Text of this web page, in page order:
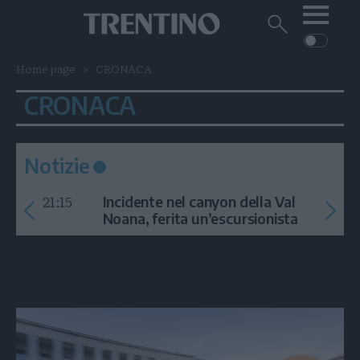
Cerca
Cerca
Trentino
principale
AMBIENTE
CRONACA
GARDA
CULTURA
PODCAST
FOTO
VIDEO
GENERAZIONI
Notizie
21:15
Incidente nel canyon della Val
Noana, ferita un’escursionista
Home page CRONACA
CRONACA